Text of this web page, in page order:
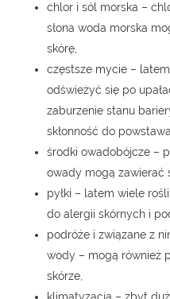
chlor i sól morska –
słona woda morska
skórę,
częstsze mycie –
odświeżyć się po
zaburzenie stanu
skłonność do
środki owadobójcze –
owady mogą zawierać
pyłki – latem wiele
do alergii skórnych i
podróże i związane z
wody – mogą również
skórze,